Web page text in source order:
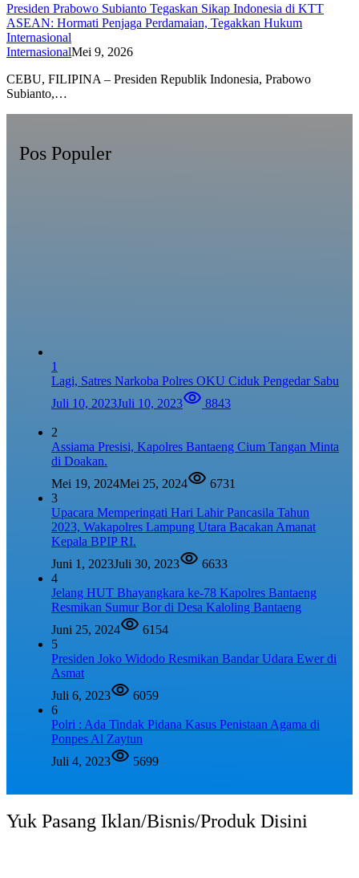
Presiden Prabowo Subianto Tegaskan Sikap Indonesia di KTT
ASEAN: Hormati Penjaga Perdamaian, Tegakkan Hukum
Internasional
InternasionalMei 9, 2026
CEBU, FILIPINA – Presiden Republik Indonesia, Prabowo
Subianto,…
Pos Populer
1
Lagi, Satres Narkoba Polres OKU Ciduk Pengedar Sabu
Juli 10, 2023Juli 10, 2023 8843
2
Assiama Presisi, Kapolres Bantaeng Cium Tangan Minta
di Doakan.
Mei 19, 2024Mei 25, 2024
6731
3
Upacara Memperingati Hari Lahir Pancasila Tahun
2023, Wakapolres Lampung Utara Bacakan Amanat
Kepala BPIP RI.
Juni 1, 2023Juli 30, 2023
6633
4
Jelang HUT Bhayangkara ke-78 Kapolres Bantaeng
Resmikan Sumur Bor di Desa Kaloling Bantaeng
Juni 25, 2024
6154
5
Presiden Joko Widodo Resmikan Bandar Udara Ewer di
Asmat
Juli 6, 2023
6059
6
Polri : Ada Tindak Pidana Kasus Penistaan Agama di
Ponpes Al Zaytun
Juli 4, 2023
5699
Yuk Pasang Iklan/Bisnis/Produk Disini